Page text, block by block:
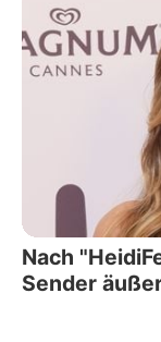
Nach
Sender